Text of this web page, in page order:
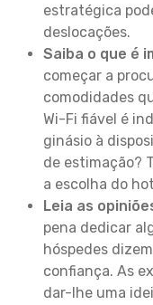
estratégica
deslocações.
Saiba o que é
começar a
comodidades
Wi-Fi fiável é
ginásio à
de estimação?
a escolha do
Leia as
pena dedicar
hóspedes
confiança. As
dar-lhe uma